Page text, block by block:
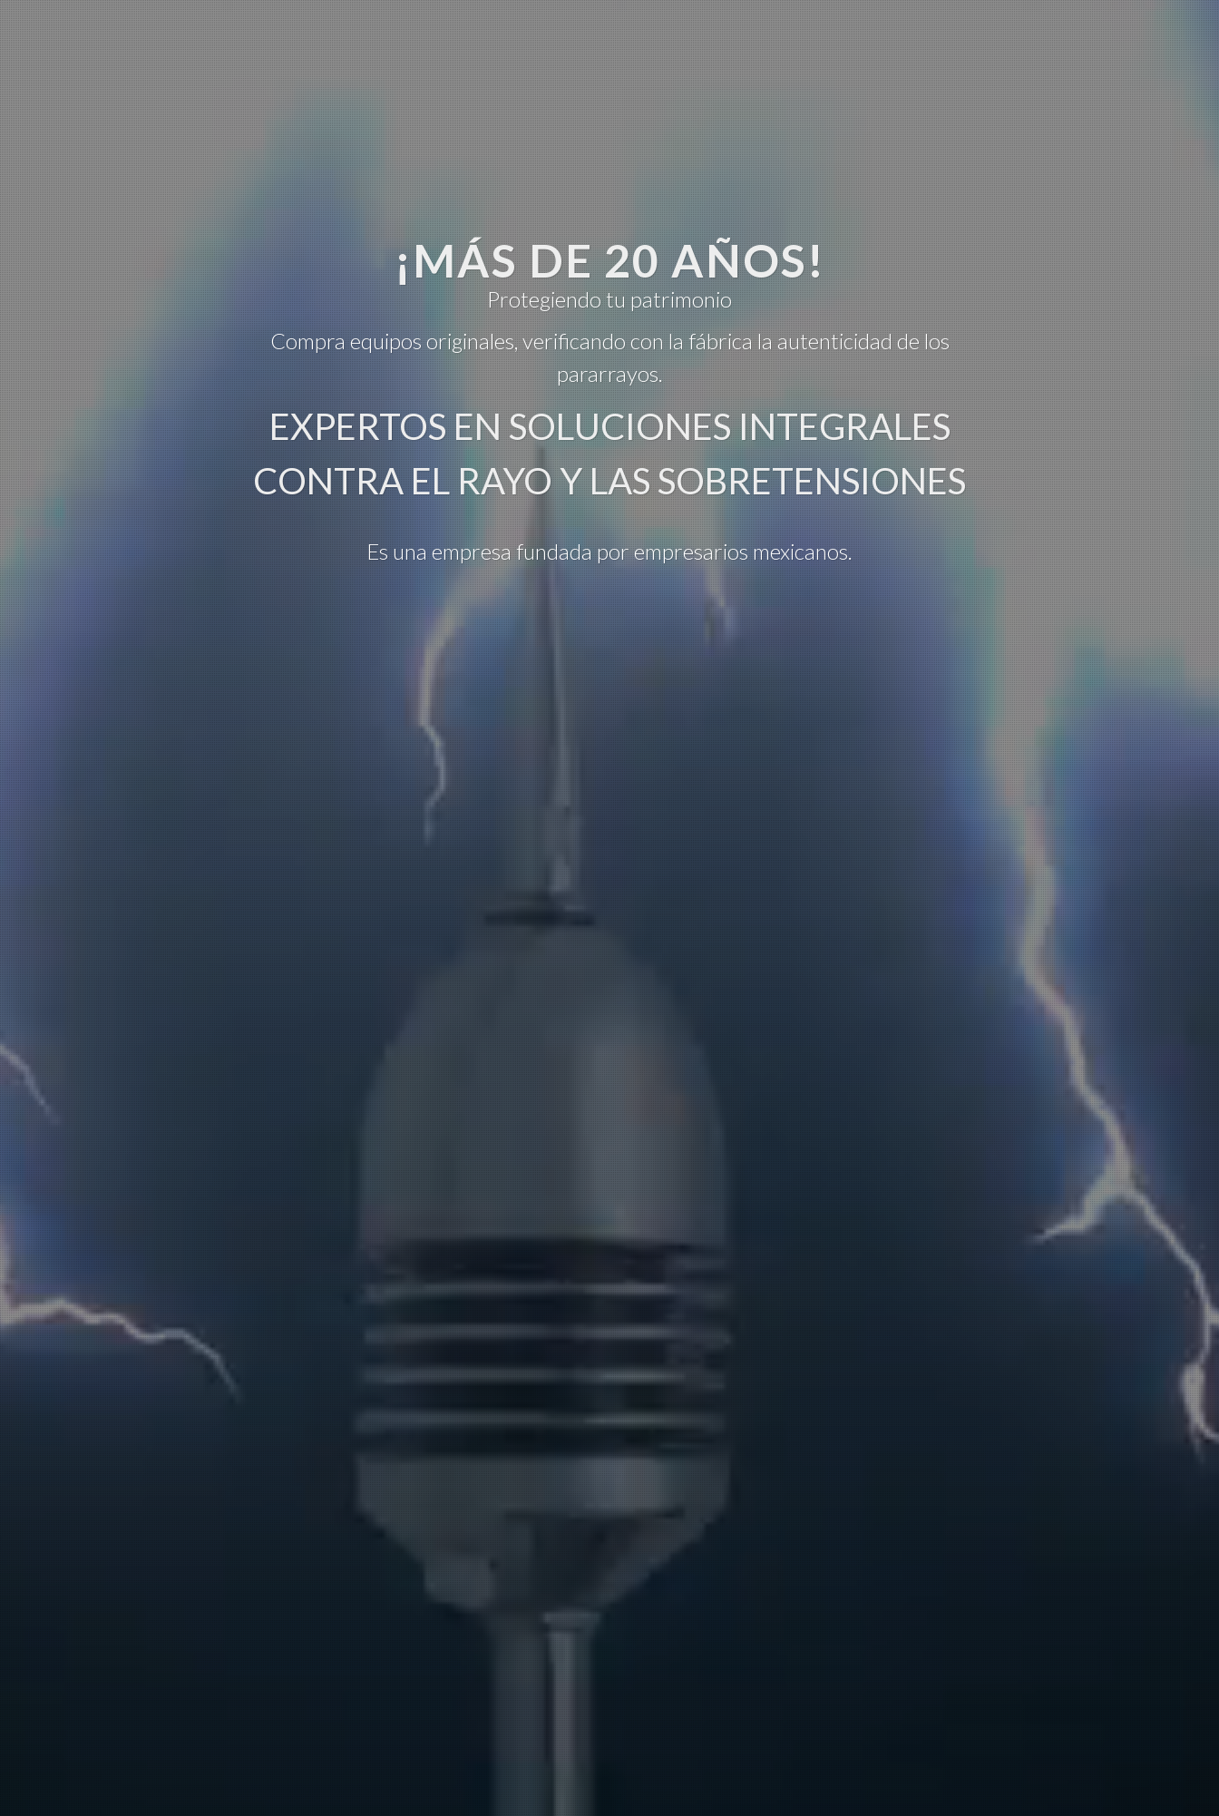
¡MÁS DE 20 AÑOS!
Protegiendo tu patrimonio
Compra equipos originales, verificando con la fábrica la autenticidad de los
pararrayos.
EXPERTOS EN SOLUCIONES INTEGRALES
CONTRA EL RAYO Y LAS SOBRETENSIONES
Es una empresa fundada por empresarios mexicanos.